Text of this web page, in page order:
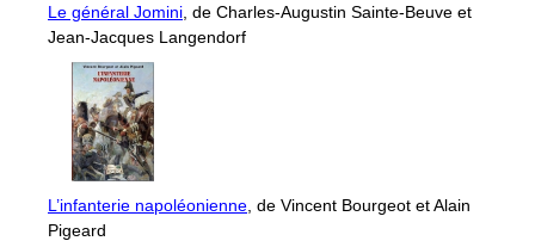
Le général Jomini , de Charles-Augustin Sainte-Beuve et
Jean-Jacques Langendorf
L’infanterie napoléonienne , de Vincent Bourgeot et Alain
Pigeard